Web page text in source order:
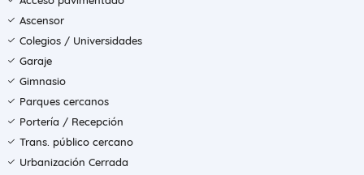
Ascensor
Colegios / Universidades
Garaje
Gimnasio
Parques cercanos
Portería / Recepción
Trans. público cercano
Urbanización Cerrada